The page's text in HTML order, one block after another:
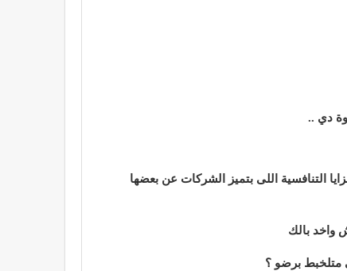
دي ..
التنافسية اللى بتميز الشركات عن بعضها
متلخبط برضو ؟